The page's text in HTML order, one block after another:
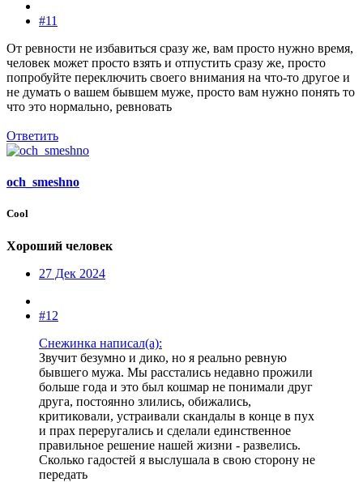
#11
От ревности не избавиться сразу же, вам просто нужно время,
человек может просто взять и отпустить сразу же, просто
попробуйте переключить своего внимания на что-то другое и
не думать о вашем бывшем муже, просто вам нужно понять то
что это нормально, ревновать
Ответить
och_smeshno
Cool
Хороший человек
27 Дек 2024
#12
Снежинка написал(а):
Звучит безумно и дико, но я реально ревную
бывшего мужа. Мы расстались недавно прожили
больше года и это был кошмар не понимали друг
друга, постоянно злились, обижались,
критиковали, устраивали скандалы в конце в пух
и прах переругались и сделали единственное
правильное решение нашей жизни - развелись.
Сколько гадостей я выслушала в свою сторону не
передать